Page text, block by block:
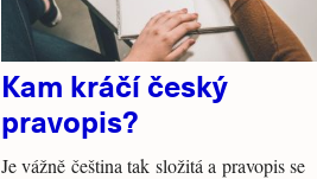
Kam kráčí český
pravopis?
Je vážně čeština tak složitá a pravopis se